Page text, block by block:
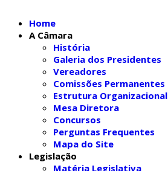
Home
A Câmara
História
Galeria dos Presidentes
Vereadores
Comissões Permanentes
Estrutura Organizacional
Mesa Diretora
Concursos
Perguntas Frequentes
Mapa do Site
Legislação
Matéria Legislativa